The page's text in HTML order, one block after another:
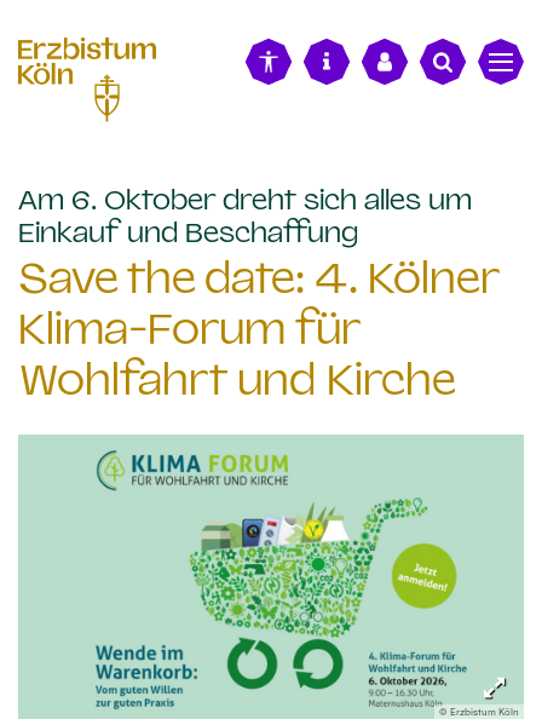
Am 6. Oktober dreht sich alles um
Einkauf und Beschaffung
Save the date: 4. Kölner
Klima-Forum für
Wohlfahrt und Kirche
© Erzbistum Köln